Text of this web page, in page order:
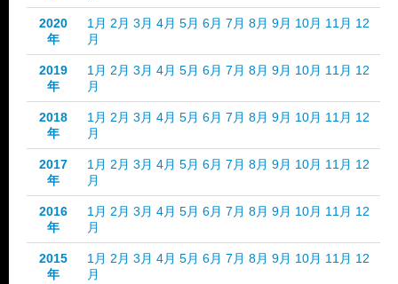
2020
年
1月 2月 3月 4月 5月 6月 7月 8月 9月 10月 11月 12
月
2019
年
1月 2月 3月 4月 5月 6月 7月 8月 9月 10月 11月 12
月
2018
年
1月 2月 3月 4月 5月 6月 7月 8月 9月 10月 11月 12
月
2017
年
1月 2月 3月 4月 5月 6月 7月 8月 9月 10月 11月 12
月
2016
年
1月 2月 3月 4月 5月 6月 7月 8月 9月 10月 11月 12
月
2015
年
1月 2月 3月 4月 5月 6月 7月 8月 9月 10月 11月 12
月